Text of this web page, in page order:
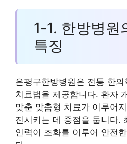
1-1. 한방병원
특징
은평구한방병원은 전통 한
치료법을 제공합니다. 환자
맞춘 맞춤형 치료가 이루어
진시키는 데 중점을 둡니다.
인력이 조화를 이루어 안전